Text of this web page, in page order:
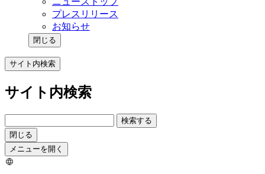
プレスリリース
お知らせ
閉じる
サイト内検索
サイト内検索
検索する
閉じる
メニューを開く